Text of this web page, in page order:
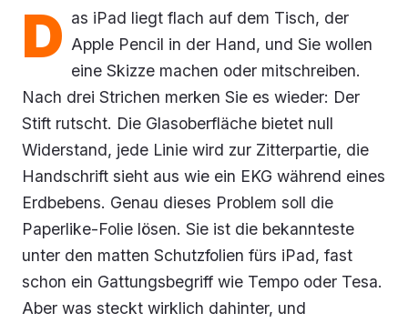
D as iPad liegt flach auf dem Tisch, der
Apple Pencil in der Hand, und Sie wollen
eine Skizze machen oder mitschreiben.
Nach drei Strichen merken Sie es wieder: Der
Stift rutscht. Die Glasoberfläche bietet null
Widerstand, jede Linie wird zur Zitterpartie, die
Handschrift sieht aus wie ein EKG während eines
Erdbebens. Genau dieses Problem soll die
Paperlike-Folie lösen. Sie ist die bekannteste
unter den matten Schutzfolien fürs iPad, fast
schon ein Gattungsbegriff wie Tempo oder Tesa.
Aber was steckt wirklich dahinter, und